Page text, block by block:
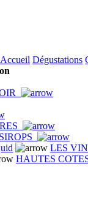
Accueil Dégustations
LES
HAUTES